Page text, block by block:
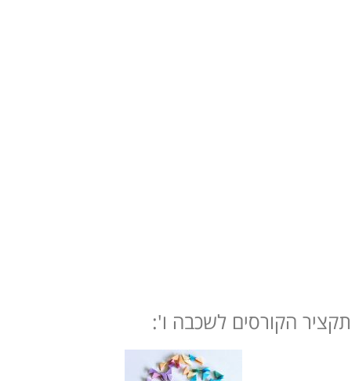
תקציר הקורסים לשכבה ו':